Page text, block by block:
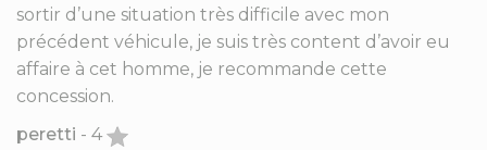
sortir d’une situation très difficile avec mon
précédent véhicule, je suis très content d’avoir eu
affaire à cet homme, je recommande cette
concession.
peretti - 4